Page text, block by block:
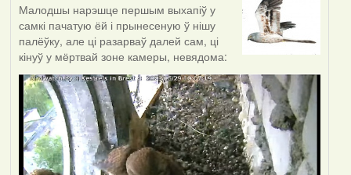
Малодшы нарэшце першым выхапіў у
самкі пачатую ёй і прынесеную ў нішу
палёўку, але ці разарваў далей сам, ці
кінуў у мёртвай зоне камеры, невядома: